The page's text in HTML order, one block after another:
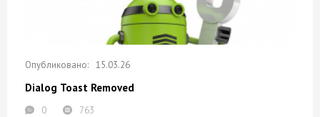
15.03.26
Dialog Toast Removed
0 763